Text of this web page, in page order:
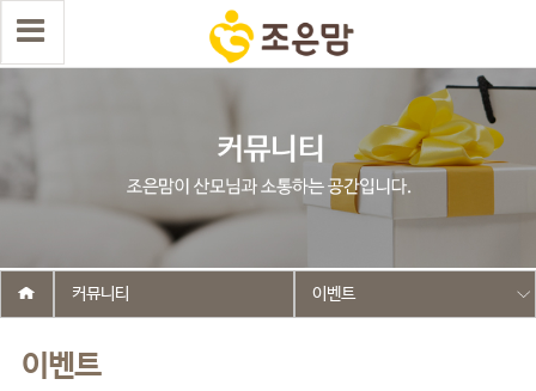
이벤트
커뮤니티 이벤트